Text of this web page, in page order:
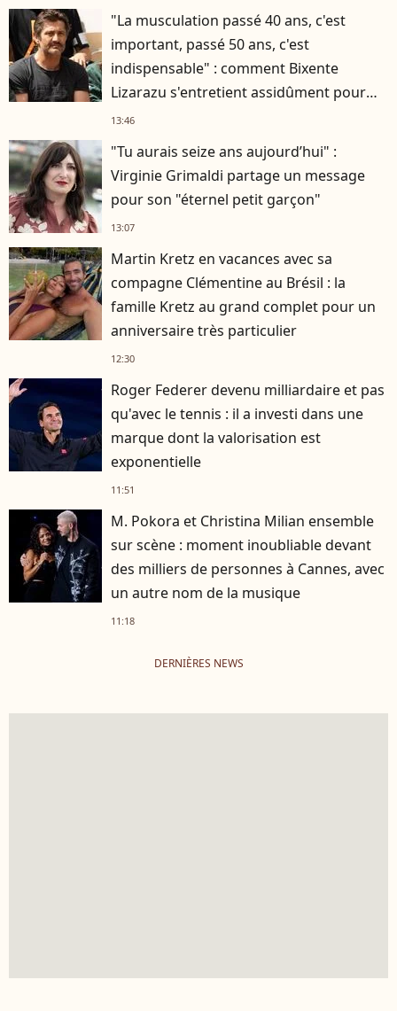
"La musculation passé 40 ans, c'est
important, passé 50 ans, c'est
indispensable" : comment Bixente
Lizarazu s'entretient assidûment pour
rester musclé à 56 ans ?
13:46
"Tu aurais seize ans aujourd’hui" :
Virginie Grimaldi partage un message
pour son "éternel petit garçon"
13:07
Martin Kretz en vacances avec sa
compagne Clémentine au Brésil : la
famille Kretz au grand complet pour un
anniversaire très particulier
12:30
Roger Federer devenu milliardaire et pas
qu'avec le tennis : il a investi dans une
marque dont la valorisation est
exponentielle
11:51
M. Pokora et Christina Milian ensemble
sur scène : moment inoubliable devant
des milliers de personnes à Cannes, avec
un autre nom de la musique
11:18
DERNIÈRES NEWS